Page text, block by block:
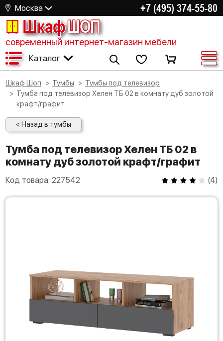
Москва +7 (495) 374-55-80
ШкафШОП
современный интернет-магазин мебели
Каталог
Шкаф Шоп Тумбы
Тумбы под телевизор
Тумба под телевизор Хелен ТБ 02 в комнату дуб золотой
крафт/графит
< Назад в тумбы
Тумба под телевизор Хелен ТБ 02 в
комнату дуб золотой крафт/графит
Код товара: 227542 (4)